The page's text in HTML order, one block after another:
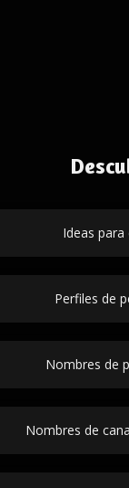
Ideas para
Perfiles de
Nombres de
Nombres de